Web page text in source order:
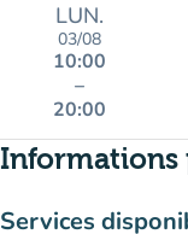
LUN.
03/08
10:00
–
20:00
Informations
Services